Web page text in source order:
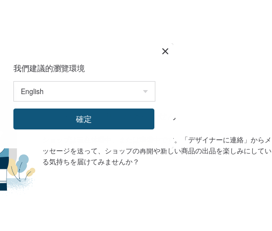
ショップにまだ商品がありません
ショップは現在休暇中、または準備中です。「デザイナーに連絡」からメ
ッセージを送って、ショップの再開や新しい商品の出品を楽しみにしてい
る気持ちを届けてみませんか？
我們建議的瀏覽環境
確定